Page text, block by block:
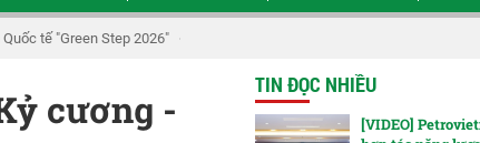
tế "Green Step 2026" Tổng Giám đốc Petrovietnam Lê Mạnh
cương -
TIN ĐỌC NHIỀU
[VIDEO]